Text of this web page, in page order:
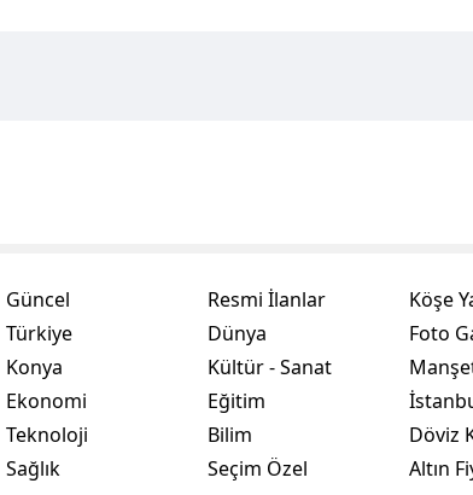
Batman
Şırnak
Bartın
Ardahan
Güncel
Türkiye
Konya
Ekonomi
Teknoloji
Sağlık
Resmi İlanlar
Dünya
Kültür - Sanat
Eğitim
Bilim
Seçim Özel
Köşe
Foto
Döviz
Altın